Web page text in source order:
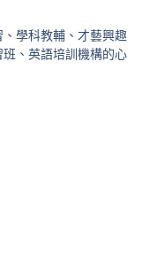
學科教輔、才藝興趣
、英語培訓機構的心